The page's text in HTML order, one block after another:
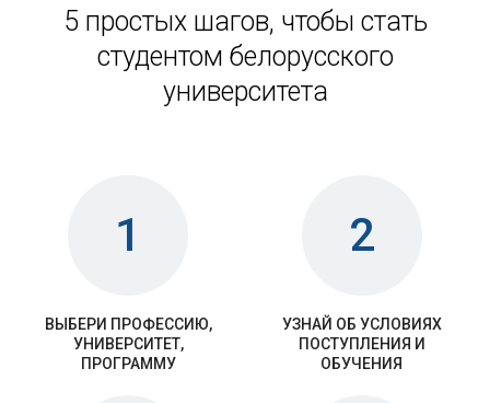
5 простых шагов, чтобы стать
студентом белорусского
университета
1
ВЫБЕРИ ПРОФЕССИЮ,
УНИВЕРСИТЕТ,
ПРОГРАММУ
2
УЗНАЙ ОБ УСЛОВИЯХ
ПОСТУПЛЕНИЯ И
ОБУЧЕНИЯ